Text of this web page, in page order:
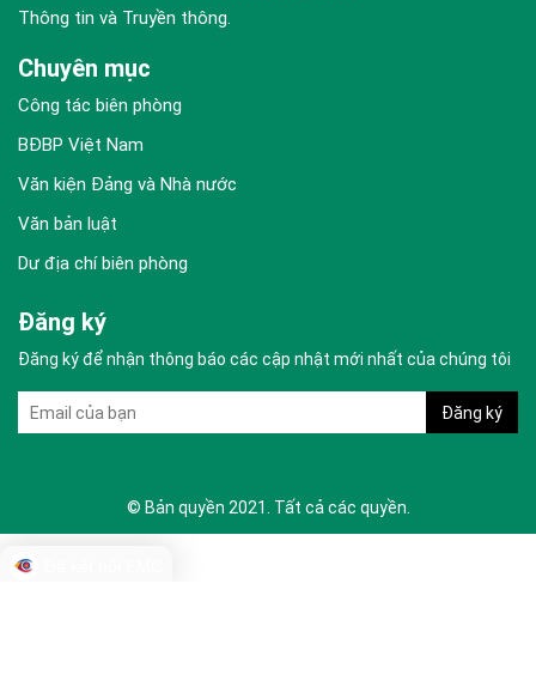
Thông tin và Truyền thông.
Chuyên mục
Công tác biên phòng
BĐBP Việt Nam
Văn kiện Đảng và Nhà nước
Văn bản luật
Dư địa chí biên phòng
Đăng ký
Đăng ký để nhận thông báo các cập nhật mới nhất của chúng tôi
© Bản quyền 2021. Tất cả các quyền.